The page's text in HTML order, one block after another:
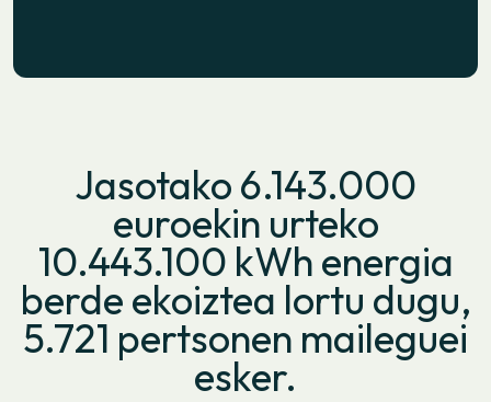
Jasotako 6.143.000
euroekin urteko
10.443.100 kWh energia
berde ekoiztea lortu dugu,
5.721 pertsonen maileguei
esker.